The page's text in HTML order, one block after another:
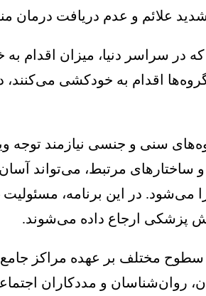
علائم و عدم دریافت
سراسر دنیا، میزان اقدام
اقدام به خودکشی
سنی و جنسی نیازمند توجه
مرتبط، می‌تواند
می‌شود. در این برنامه،
پزشکی ارجاع داده می‌شوند.
سطوح مختلف بر عهده مراکز
روان‌شناسان و مددکاران